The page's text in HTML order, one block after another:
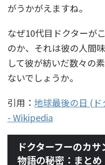
がうかがえますね。
なぜ10代目ドクターが
のか、それは彼の人間
して彼が紡いだ数々の
ないでしょうか。
引用： 地球最後の日 (
- Wikipedia
ドクターフーのカ
物語の秘密：まとめ